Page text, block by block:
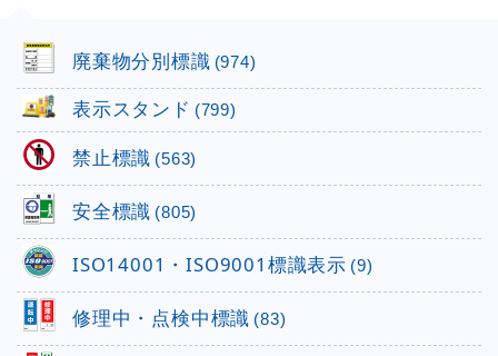
廃棄物分別標識 (974)
表示スタンド (799)
禁止標識 (563)
安全標識 (805)
ISO14001・ISO9001標識表示 (9)
修理中・点検中標識 (83)